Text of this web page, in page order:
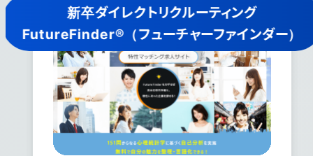
新卒ダイレクトリクルーティング
FutureFinder®（フューチャーファインダー）